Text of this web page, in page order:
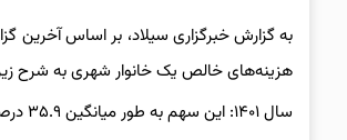
به گزارش خبرگزاری سیلاد، بر اساس آخرین
هزینه‌های خالص یک خانوار شهری به شرح
سال ۱۴۰۱: این سهم به طور میانگین ۳۵.۹ درصد بود.